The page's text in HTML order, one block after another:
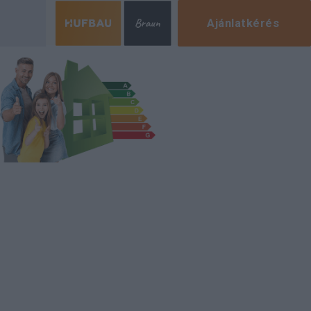
Ajánlatkérés